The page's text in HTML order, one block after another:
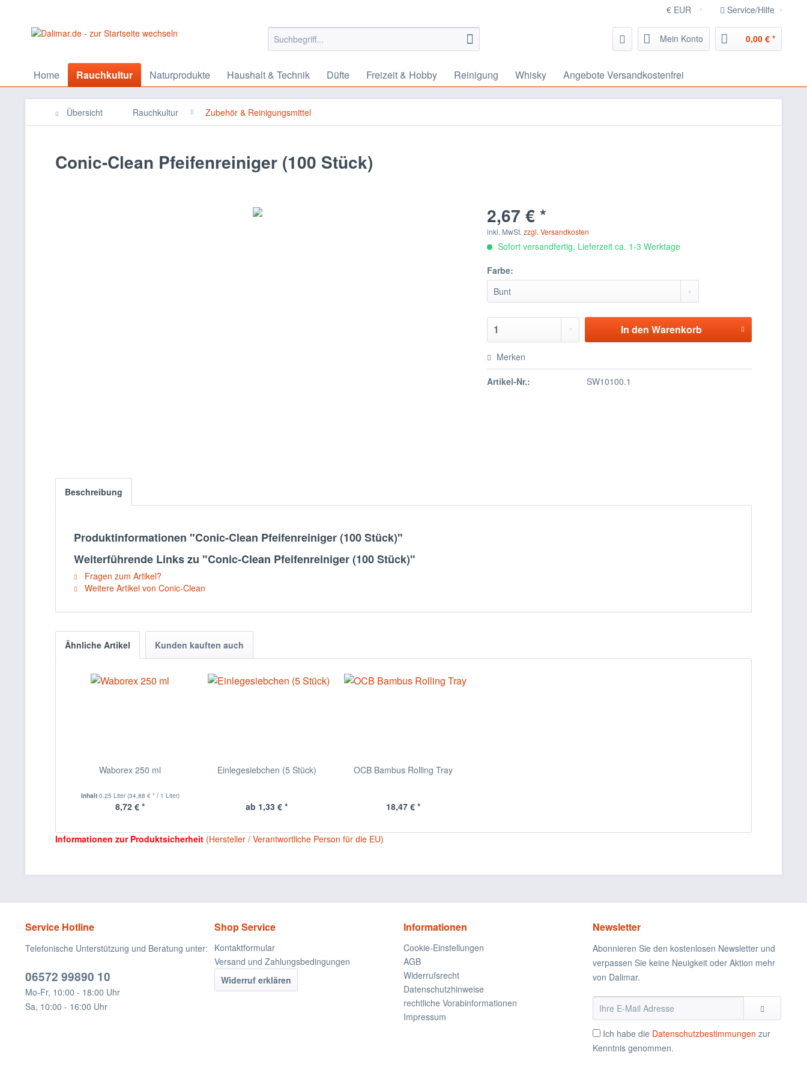
Service/Hilfe
Mein Konto 0,00 € *
Home Rauchkultur Naturprodukte Haushalt & Technik Düfte Freizeit & Hobby Reinigung Whisky Angebote Versandkostenfrei
Übersicht Rauchkultur Zubehör & Reinigungsmittel
Conic-Clean Pfeifenreiniger (100 Stück)
2,67 € *
inkl. MwSt.zzgl. Versandkosten
Sofort versandfertig, Lieferzeit ca. 1-3 Werktage
Farbe:
In den Warenkorb
Merken
Artikel-Nr.: SW10100.1
Beschreibung
Produktinformationen "Conic-Clean Pfeifenreiniger (100 Stück)"
Weiterführende Links zu "Conic-Clean Pfeifenreiniger (100 Stück)"
Fragen zum Artikel?
Weitere Artikel von Conic-Clean
Ähnliche Artikel Kunden kauften auch
Waborex 250 ml
Inhalt 0.25 Liter(34,88 € * / 1 Liter)
8,72 € *
Einlegesiebchen (5 Stück)
ab 1,33 € *
OCB Bambus Rolling Tray
18,47 € *
Informationen zur Produktsicherheit (Hersteller / Verantwortliche Person für die EU)
Service Hotline
Telefonische Unterstützung und Beratung unter:
06572 99890 10
Mo-Fr, 10:00 - 18:00 Uhr
Sa, 10:00 - 16:00 Uhr
Shop Service
Kontaktformular
Versand und Zahlungsbedingungen
Widerruf erklären
Informationen
Cookie-Einstellungen
AGB
Widerrufsrecht
Datenschutzhinweise
rechtliche Vorabinformationen
Impressum
Newsletter
Abonnieren Sie den kostenlosen Newsletter und
verpassen Sie keine Neuigkeit oder Aktion mehr
von Dalimar.
Ich habe die Datenschutzbestimmungen zur
Kenntnis genommen.